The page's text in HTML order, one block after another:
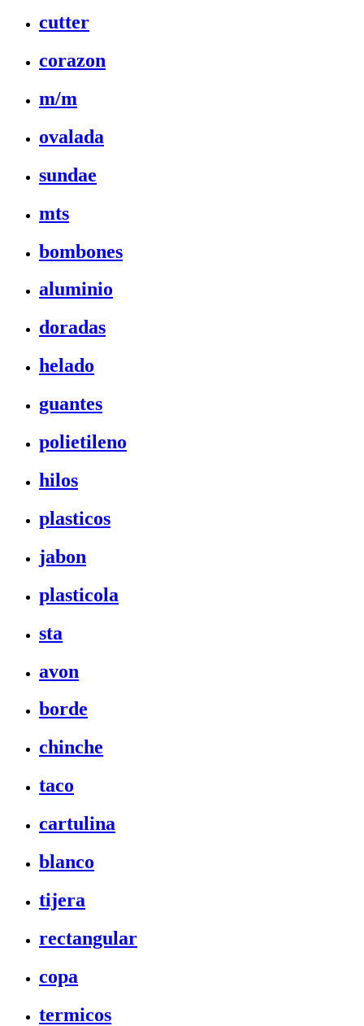
cutter
corazon
m/m
ovalada
sundae
mts
bombones
aluminio
doradas
helado
guantes
polietileno
hilos
plasticos
jabon
plasticola
sta
avon
borde
chinche
taco
cartulina
blanco
tijera
rectangular
copa
termicos